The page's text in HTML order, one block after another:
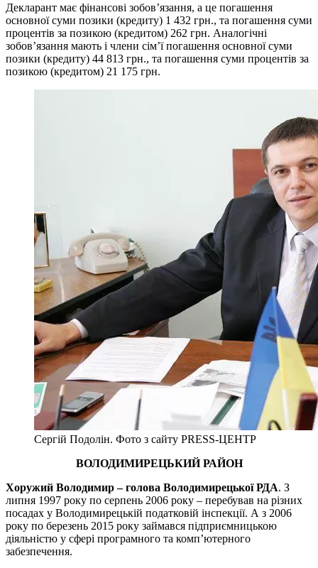
Декларант має фінансові зобов’язання, а це погашення
основної суми позики (кредиту) 1 432 грн., та погашення суми
процентів за позикою (кредитом) 262 грн. Аналогічні
зобов’язання мають і члени сім’ї погашення основної суми
позики (кредиту) 44 813 грн., та погашення суми процентів за
позикою (кредитом) 21 175 грн.
Сергій Подолін. Фото з сайту PRESS-ЦЕНТР
ВОЛОДИМИРЕЦЬКИЙ РАЙОН
Хоружий Володимир – голова Володимирецької РДА. З
липня 1997 року по серпень 2006 року – перебував на різних
посадах у Володимирецькій податковій інспекції. А з 2006
року по березень 2015 року займався підприємницькою
діяльністю у сфері програмного та комп’ютерного
забезпечення.